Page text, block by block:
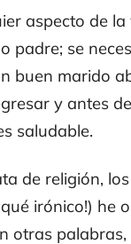
aspecto de
padre; se
buen marido
y antes
saludable.
de religión,
irónico!) he
otras